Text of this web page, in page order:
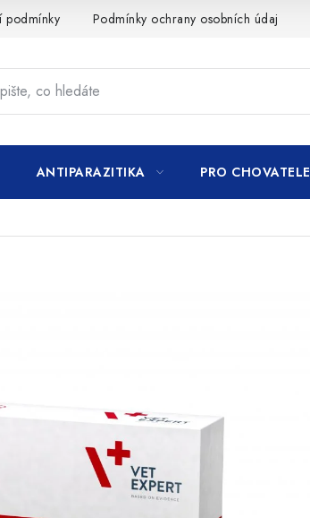
podmínky Podmínky ochrany osobních údajů
ANTIPARAZITIKA PRO CHOVATELE